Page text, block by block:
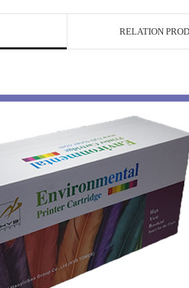
RELATION